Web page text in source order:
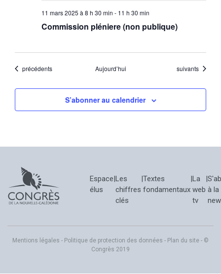
Commission pléniere (non publique)
11 mars 2025 à 8 h 30 min - 11 h 30 min
Évènements
précédents Aujourd’hui Évènements
suivants
S’abonner au calendrier
Espace
élus
|Les
chiffres
clés
|Textes
fondamentaux
|La
web
tv
|
à la
Mentions légales - Politique de protection des données - Plan du site - ©
Congrès 2019